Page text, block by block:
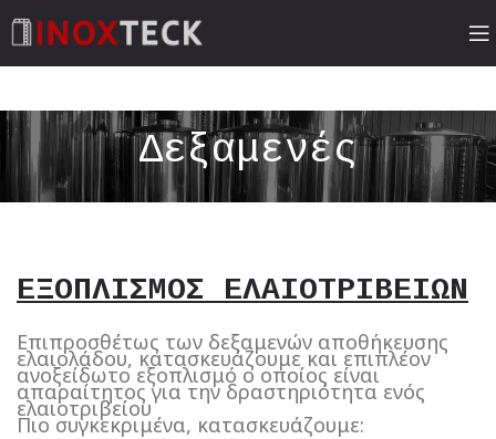
Δεξαμενές
ΕΞΟΠΛΙΣΜΟΣ ΕΛΑΙΟΤΡΙΒΕΙΩΝ
Επιπροσθέτως των δεξαμενών αποθήκευσης
ελαιολάδου, κατασκευάζουμε και επιπλέον
ανοξείδωτο εξοπλισμό ο οποίος είναι
απαραίτητος για την δραστηριότητα ενός
ελαιοτριβείου
Πιο συγκεκριμένα, κατασκευάζουμε: